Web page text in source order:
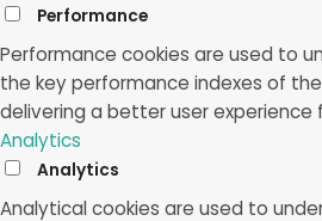
Performance
Performance cookies are used to
the key performance indexes of
delivering a better user experience
Analytics
Analytics
Analytical cookies are used to